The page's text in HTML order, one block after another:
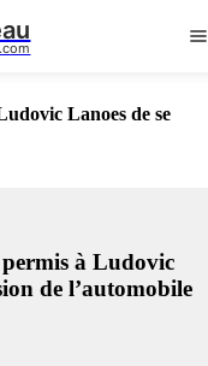
Lanoes de se
à Ludovic
de l’automobile